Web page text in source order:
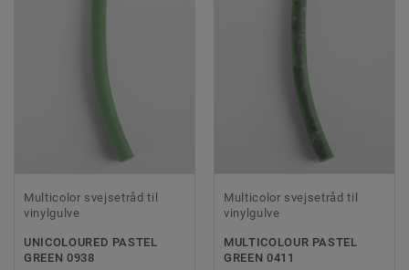
Multicolor svejsetråd til
vinylgulve
UNICOLOURED PASTEL
GREEN 0938
Multicolor svejsetråd til
vinylgulve
MULTICOLOUR PASTEL
GREEN 0411